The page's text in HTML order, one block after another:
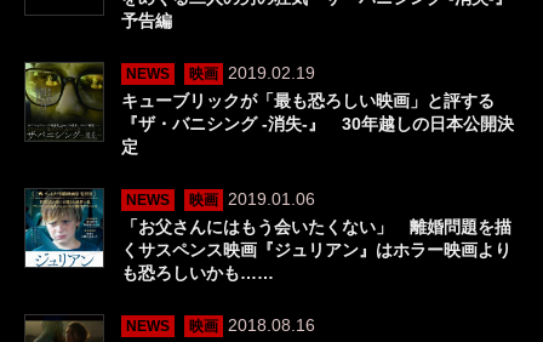
予告編
NEWS 映画
2019.02.19
キューブリックが「最も恐ろしい映画」と評する
『ザ・バニシング -消失-』 30年越しの日本公開決
定
NEWS 映画
2019.01.06
「お父さんにはもう会いたくない」 離婚問題を描
くサスペンス映画『ジュリアン』はホラー映画より
も恐ろしいかも……
NEWS 映画
2018.08.16